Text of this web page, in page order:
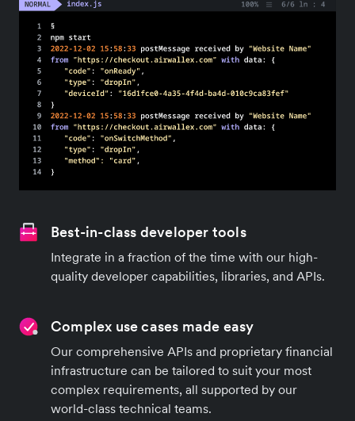
Best-in-class developer tools
Integrate in a fraction of the time with our high-
quality developer capabilities, libraries, and APIs.
Complex use cases made easy
Our comprehensive APIs and proprietary financial
infrastructure can be tailored to suit your most
complex requirements, all supported by our
world-class technical teams.